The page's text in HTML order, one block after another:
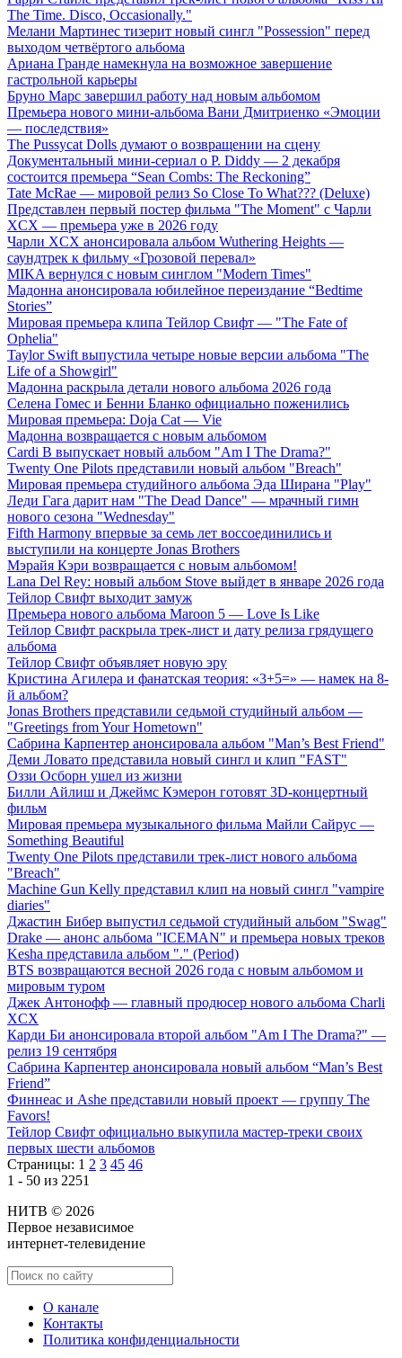
The Time. Disco, Occasionally."
Мелани Мартинес тизерит новый сингл "Possession" перед
выходом четвёртого альбома
Ариана Гранде намекнула на возможное завершение
гастрольной карьеры
Бруно Марс завершил работу над новым альбомом
Премьера нового мини-альбома Вани Дмитриенко «Эмоции
— последствия»
The Pussycat Dolls думают о возвращении на сцену
Документальный мини-сериал о P. Diddy — 2 декабря
состоится премьера “Sean Combs: The Reckoning”
Tate McRae — мировой релиз So Close To What??? (Deluxe)
Представлен первый постер фильма "The Moment" с Чарли
XCX — премьера уже в 2026 году
Чарли XCX анонсировала альбом Wuthering Heights —
саундтрек к фильму «Грозовой перевал»
MIKA вернулся с новым синглом "Modern Times"
Мадонна анонсировала юбилейное переиздание “Bedtime
Stories”
Мировая премьера клипа Тейлор Свифт — "The Fate of
Ophelia"
Taylor Swift выпустила четыре новые версии альбома "The
Life of a Showgirl"
Мадонна раскрыла детали нового альбома 2026 года
Селена Гомес и Бенни Бланко официально поженились
Мировая премьера: Doja Cat — Vie
Мадонна возвращается с новым альбомом
Cardi B выпускает новый альбом "Am I The Drama?"
Twenty One Pilots представили новый альбом "Breach"
Мировая премьера студийного альбома Эда Ширана "Play"
Леди Гага дарит нам "The Dead Dance" — мрачный гимн
нового сезона "Wednesday"
Fifth Harmony впервые за семь лет воссоединились и
выступили на концерте Jonas Brothers
Мэрайя Кэри возвращается с новым альбомом!
Lana Del Rey: новый альбом Stove выйдет в январе 2026 года
Тейлор Свифт выходит замуж
Премьера нового альбома Maroon 5 — Love Is Like
Тейлор Свифт раскрыла трек-лист и дату релиза грядущего
альбома
Тейлор Свифт объявляет новую эру
Кристина Агилера и фанатская теория: «3+5=» — намек на 8-
й альбом?
Jonas Brothers представили седьмой студийный альбом —
"Greetings from Your Hometown"
Сабрина Карпентер анонсировала альбом "Man’s Best Friend"
Деми Ловато представила новый сингл и клип "FAST"
Оззи Осборн ушел из жизни
Билли Айлиш и Джеймс Кэмерон готовят 3D-концертный
фильм
Мировая премьера музыкального фильма Майли Сайрус —
Something Beautiful
Twenty One Pilots представили трек-лист нового альбома
"Breach"
Machine Gun Kelly представил клип на новый сингл "vampire
diaries"
Джастин Бибер выпустил седьмой студийный альбом "Swag"
Drake — анонс альбома "ICEMAN" и премьера новых треков
Kesha представила альбом "." (Period)
BTS возвращаются весной 2026 года с новым альбомом и
мировым туром
Джек Антонофф — главный продюсер нового альбома Charli
XCX
Карди Би анонсировала второй альбом "Am I The Drama?" —
релиз 19 сентября
Сабрина Карпентер анонсировала новый альбом “Man’s Best
Friend”
Финнеас и Ashe представили новый проект — группу The
Favors!
Тейлор Свифт официально выкупила мастер-треки своих
первых шести альбомов
Страницы: 1 2 3 45 46
1 - 50 из 2251
НИТВ © 2026
Первое независимое
интернет-телевидение
О канале
Контакты
Политика конфиденциальности